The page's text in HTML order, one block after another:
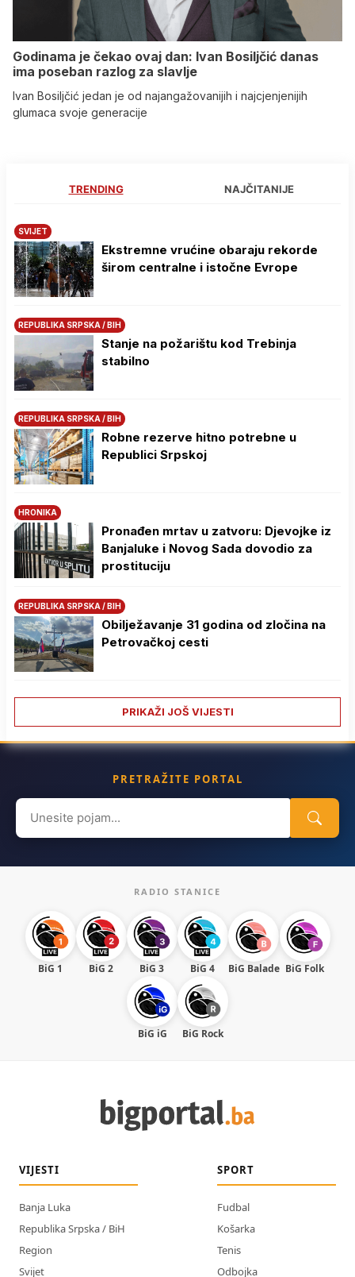
Godinama je čekao ovaj dan: Ivan Bosiljčić danas
ima poseban razlog za slavlje
Ivan Bosiljčić jedan je od najangažovanijih i najcjenjenijih
glumaca svoje generacije
TRENDING NAJČITANIJE
SVIJET
Ekstremne vrućine obaraju rekorde
širom centralne i istočne Evrope
REPUBLIKA SRPSKA / BIH
Stanje na požarištu kod Trebinja
stabilno
REPUBLIKA SRPSKA / BIH
Robne rezerve hitno potrebne u
Republici Srpskoj
HRONIKA
Pronađen mrtav u zatvoru: Djevojke iz
Banjaluke i Novog Sada dovodio za
prostituciju
REPUBLIKA SRPSKA / BIH
Obilježavanje 31 godina od zločina na
Petrovačkoj cesti
PRIKAŽI JOŠ VIJESTI
PRETRAŽITE PORTAL
Search
for:
RADIO STANICE
BiG 1 BiG 2 BiG 3 BiG 4 BiG Balade BiG Folk
BiG iG BiG Rock
VIJESTI
Banja Luka
Republika Srpska / BiH
Region
Svijet
SPORT
Fudbal
Košarka
Tenis
Odbojka